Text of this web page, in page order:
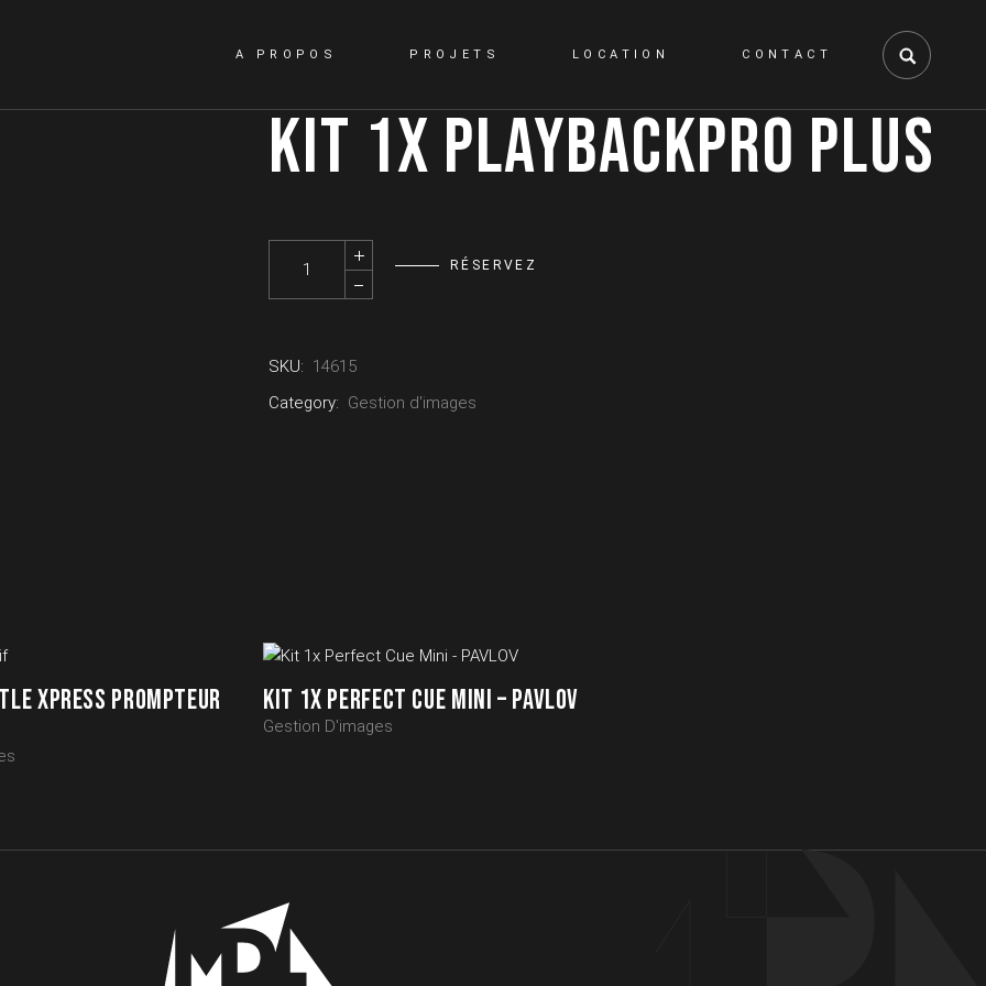
A PROPOS PROJETS LOCATION CONTACT
KIT 1X PLAYBACKPRO PLUS
Kit 1x Playbackpro Plus quantity
RÉSERVEZ
SKU: 14615
Category: Gestion d'images
XPRESS PROMPTEUR
KIT 1X PERFECT CUE MINI – PAVLOV
Gestion D'images